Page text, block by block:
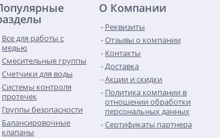
Все для работы с
медью
Смесительные группы
Счетчики для воды
Системы контроля
протечек
Группы безопасности
Балансировочные
клапаны
О Компании
Реквизиты
Отзывы о компании
Контакты
Доставка
Акции и скидки
Политика компании в
отношении обработки
персональных данных
Сертификаты партнера